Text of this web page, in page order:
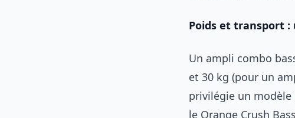
Poids et transport
Un ampli combo
et 30 kg (pour un
privilégie un modèle
le Orange Crush